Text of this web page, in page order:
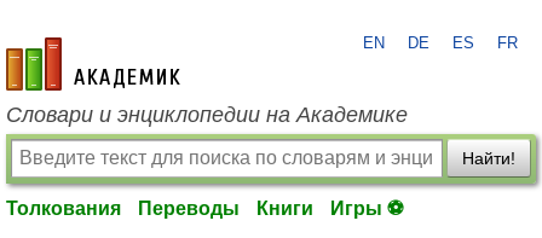
academic.ru
EN DE ES FR
Словари и энциклопедии на Академике
Найти!
Толкования Переводы Книги Игры ⚽